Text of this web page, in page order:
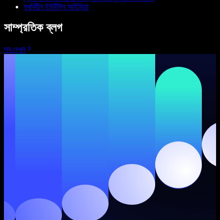
মুখবিহীন ইউটিউব আইডিয়া
সাম্প্রতিক ব্লগ
সব দেখুন